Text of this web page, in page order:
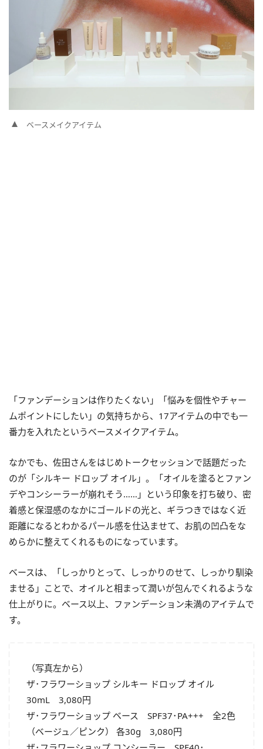
ベースメイクアイテム
「ファンデーションは作りたくない」「悩みを個性やチャー
ムポイントにしたい」の気持ちから、17アイテムの中でも一
番力を入れたというベースメイクアイテム。
なかでも、佐田さんをはじめトークセッションで話題だった
のが「シルキー ドロップ オイル」。「オイルを塗るとファン
デやコンシーラーが崩れそう……」という印象を打ち破り、密
着感と保湿感のなかにゴールドの光と、ギラつきではなく近
距離になるとわかるパール感を仕込ませて、お肌の凹凸をな
めらかに整えてくれるものになっています。
ベースは、「しっかりとって、しっかりのせて、しっかり馴染
ませる」ことで、オイルと相まって潤いが包んでくれるような
仕上がりに。ベース以上、ファンデーション未満のアイテムで
す。
（写真左から）
ザ･フラワーショップ シルキー ドロップ オイル
30mL 3,080円
ザ･フラワーショップ ベース SPF37･PA+++ 全2色
（ベージュ／ピンク） 各30g 3,080円